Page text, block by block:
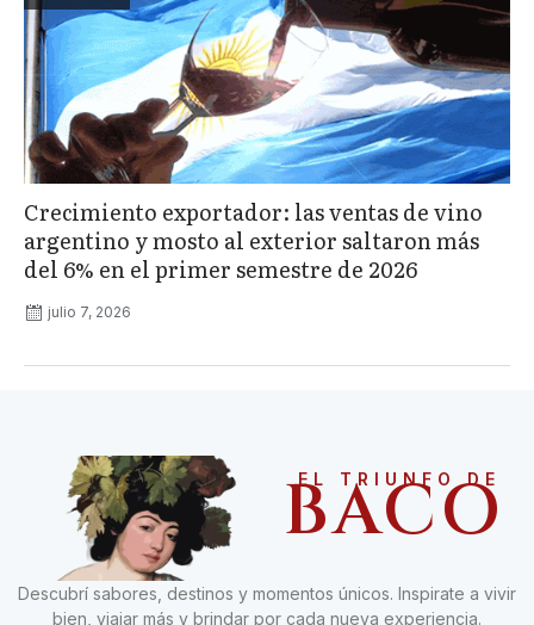
Crecimiento exportador: las ventas de vino
argentino y mosto al exterior saltaron más
del 6% en el primer semestre de 2026
julio 7, 2026
EL TRIUNFO DE
BACO
Descubrí sabores, destinos y momentos únicos. Inspirate a vivir
bien, viajar más y brindar por cada nueva experiencia.